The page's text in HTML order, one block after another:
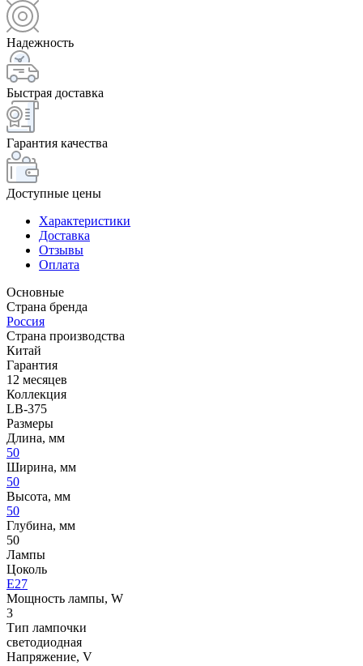
Надежность
Быстрая доставка
Гарантия качества
Доступные цены
Характеристики
Доставка
Отзывы
Оплата
Основные
Страна бренда
Россия
Страна производства
Китай
Гарантия
12 месяцев
Коллекция
LB-375
Размеры
Длина, мм
50
Ширина, мм
50
Высота, мм
50
Глубина, мм
50
Лампы
Цоколь
E27
Мощность лампы, W
3
Тип лампочки
светодиодная
Напряжение, V